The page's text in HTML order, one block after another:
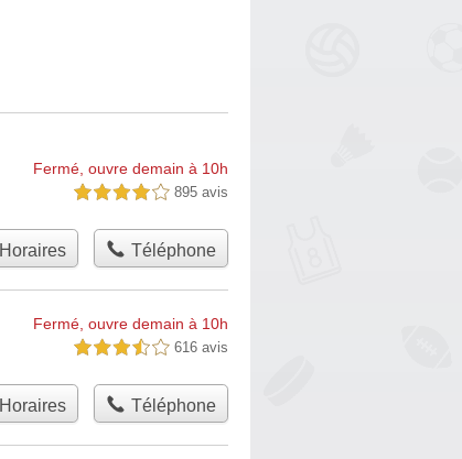
Fermé, ouvre demain à 10h
4,0 étoiles sur 5 895 avis
Horaires Téléphone
Fermé, ouvre demain à 10h
3,5 étoiles sur 5 616 avis
Horaires Téléphone